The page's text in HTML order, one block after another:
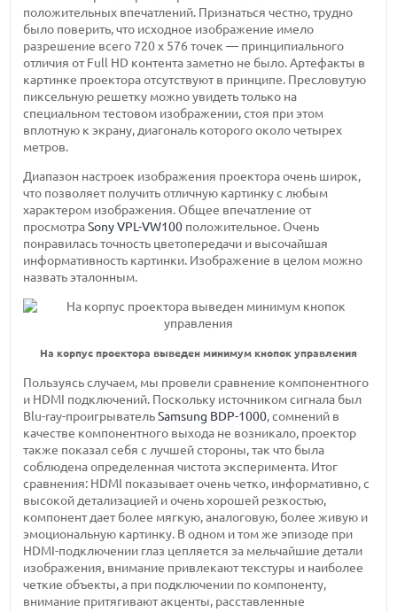
положительных впечатлений. Признаться честно, трудно
было поверить, что исходное изображение имело
разрешение всего 720 х 576 точек — принципиального
отличия от Full HD контента заметно не было. Артефакты в
картинке проектора отсутствуют в принципе. Пресловутую
пиксельную решетку можно увидеть только на
специальном тестовом изображении, стоя при этом
вплотную к экрану, диагональ которого около четырех
метров.
Диапазон настроек изображения проектора очень широк,
что позволяет получить отличную картинку с любым
характером изображения. Общее впечатление от
просмотраSony VPL-VW100 положительное. Очень
понравилась точность цветопередачи и высочайшая
информативность картинки. Изображение в целом можно
назвать эталонным.
На корпус проектора выведен минимум кнопок управления
Пользуясь случаем, мы провели сравнение компонентного
и HDMI подключений. Поскольку источником сигнала был
Blu-ray-проигрывательSamsung BDP-1000, сомнений в
качестве компонентного выхода не возникало, проектор
также показал себя с лучшей стороны, так что была
соблюдена определенная чистота эксперимента. Итог
сравнения: HDMI показывает очень четко, информативно, с
высокой детализацией и очень хорошей резкостью,
компонент дает более мягкую, аналоговую, более живую и
эмоциональную картинку. В одном и том же эпизоде при
HDMI-подключении глаз цепляется за мельчайшие детали
изображения, внимание привлекают текстуры и наиболее
четкие объекты, а при подключении по компоненту,
внимание притягивают акценты, расставленные